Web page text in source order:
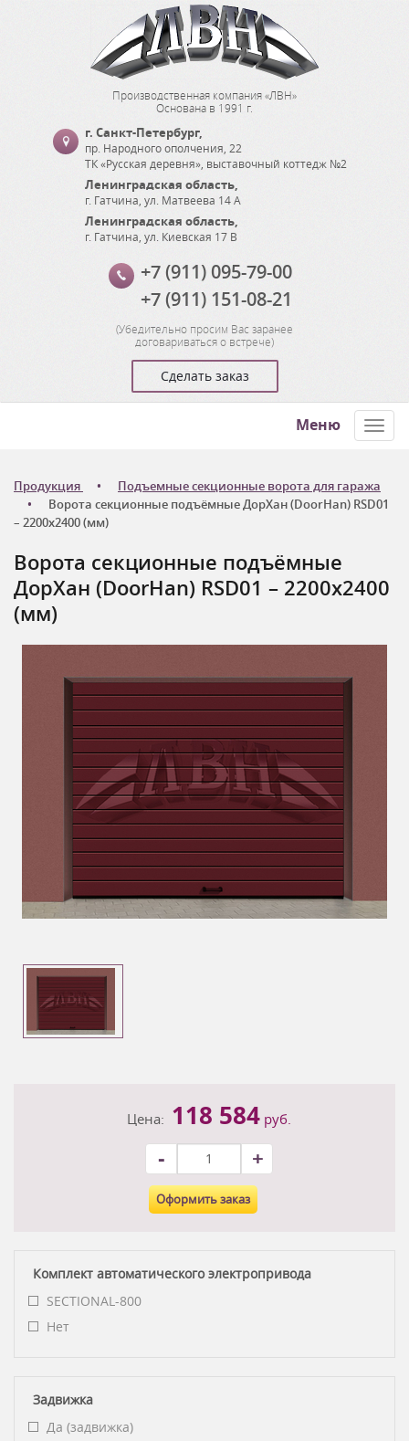
Производственная компания «ЛВН»
Основана в 1991 г.
г. Санкт-Петербург,
пр. Народного ополчения, 22
ТК «Русская деревня», выставочный коттедж №2
Ленинградская область,
г. Гатчина ул. Матвеева 14 А
Ленинградская область,
г. Гатчина ул. Киевская 17 В
+7 (911) 095-79-00
+7 (911) 151-08-21
(Убедительно просим Вас заранее
договариваться о встрече)
Сделать заказ
Меню
Продукция
Подъемные секционные ворота для гаража
Ворота секционные подъёмные ДорХан (DoorHan) RSD01
– 2200х2400 (мм)
Ворота секционные подъёмные
ДорХан (DoorHan) RSD01 – 2200х2400
(мм)
Цена: 118 584 руб.
- +
Оформить заказ
Комплект автоматического электропривода
SECTIONAL-800
Нет
Задвижка
Да (задвижка)